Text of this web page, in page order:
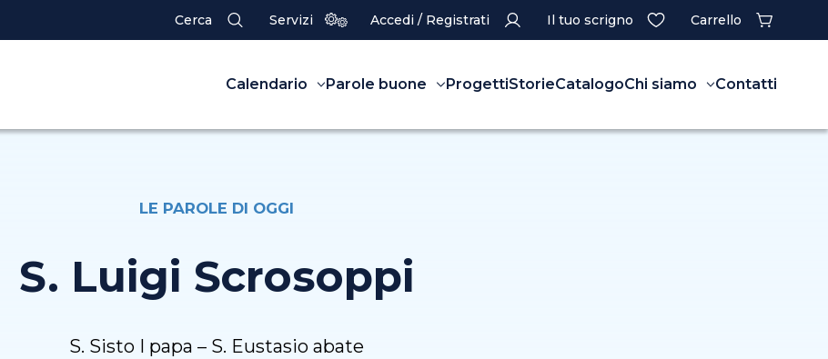
Cerca Servizi Accedi / Registrati Il tuo scrigno Carrello
Calendario Parole buone ProgettiStorieCatalogoChi siamo Contatti
LE PAROLE DI OGGI
S. Luigi Scrosoppi
S. Sisto I papa – S. Eustasio abate